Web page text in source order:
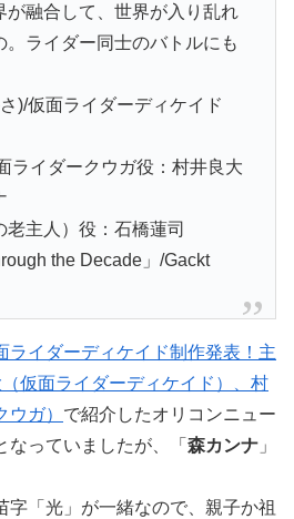
が融合して、世界が入り乱れ
。ライダー同士のバトルにも
)/仮面ライダーディケイド
ライダークウガ役：村井良大
主人）役：石橋蓮司
the Decade」/Gackt
ライダーディケイド制作発表！主
仮面ライダーディケイド）、村
ガ） で紹介したオリコンニュー
なっていましたが、「 森カンナ 」
字「光」が一緒なので、親子か祖